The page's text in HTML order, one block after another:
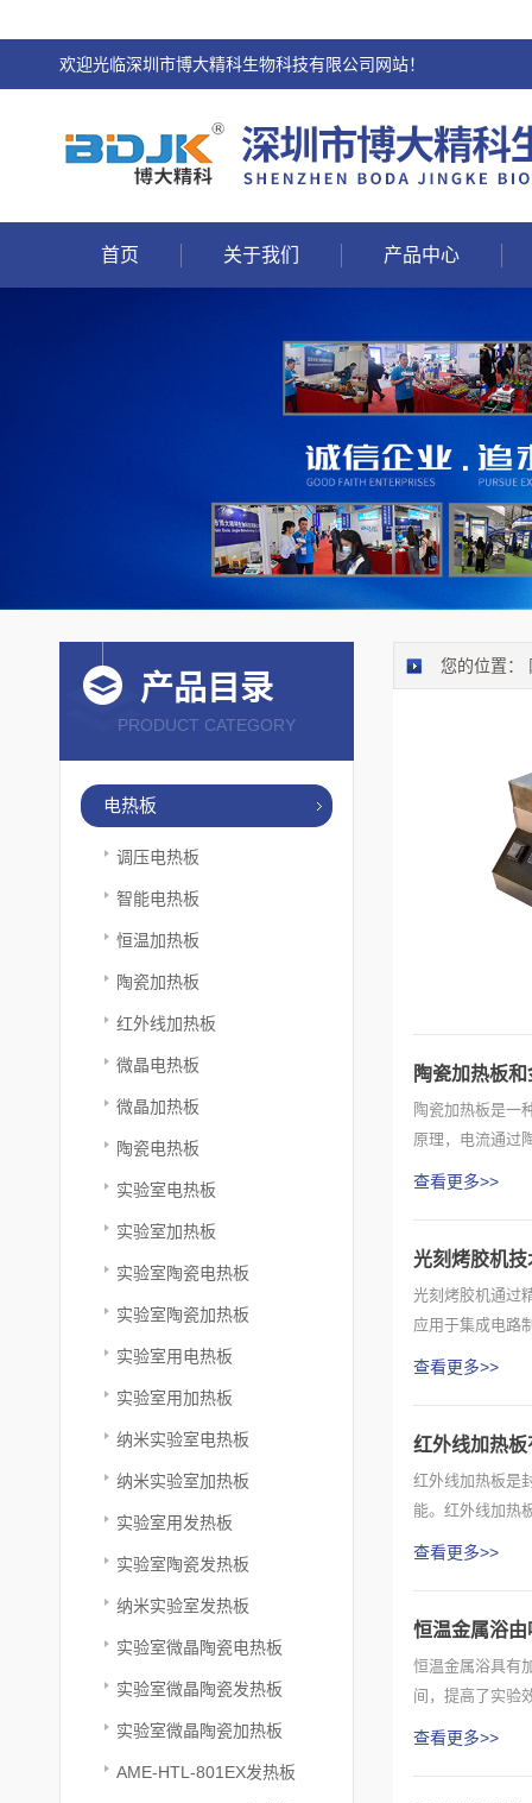
欢迎光临深圳市博大精科生物科技有限公司网站！
首页 关于我们 产品中心
产品目录
PRODUCT CATEGORY
电热板
调压电热板
智能电热板
恒温加热板
陶瓷加热板
红外线加热板
微晶电热板
微晶加热板
陶瓷电热板
实验室电热板
实验室加热板
实验室陶瓷电热板
实验室陶瓷加热板
实验室用电热板
实验室用加热板
纳米实验室电热板
纳米实验室加热板
实验室用发热板
实验室陶瓷发热板
纳米实验室发热板
实验室微晶陶瓷电热板
实验室微晶陶瓷发热板
实验室微晶陶瓷加热板
AME-HTL-801EX发热板
您的位置：
陶瓷加热板
陶瓷加热板是一
原理，电流通过
查看更多>>
光刻烤胶机
光刻烤胶机通过
应用于集成电路
查看更多>>
红外线加热
红外线加热板是
能。红外线加热
查看更多>>
恒温金属浴
恒温金属浴具有
间，提高了实验
查看更多>>